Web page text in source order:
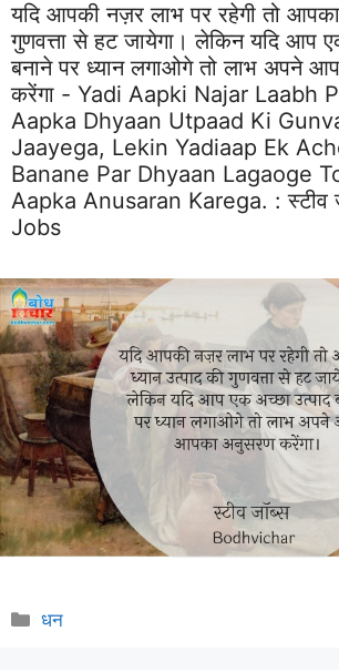
यदि आपकी नज़र लाभ पर रहेगी तो आपका
गुणवत्ता से हट जायेगा। लेकिन यदि आप
बनाने पर ध्यान लगाओगे तो लाभ अपने
करेंगा - Yadi Aapki Najar Laabh
Aapka Dhyaan Utpaad Ki
Jaayega, Lekin Yadiaap Ek
Banane Par Dhyaan Lagaoge
Aapka Anusaran Karega. :
Jobs
Categories
धन